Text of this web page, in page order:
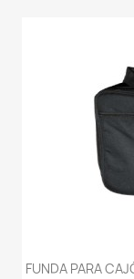
FUNDA PARA